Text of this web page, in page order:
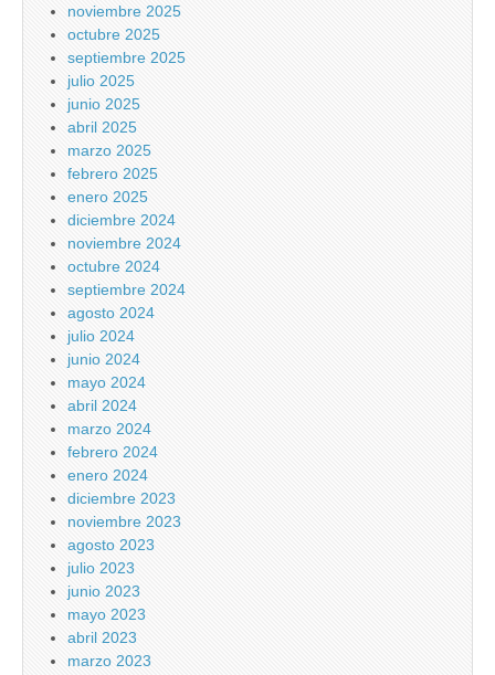
noviembre 2025
octubre 2025
septiembre 2025
julio 2025
junio 2025
abril 2025
marzo 2025
febrero 2025
enero 2025
diciembre 2024
noviembre 2024
octubre 2024
septiembre 2024
agosto 2024
julio 2024
junio 2024
mayo 2024
abril 2024
marzo 2024
febrero 2024
enero 2024
diciembre 2023
noviembre 2023
agosto 2023
julio 2023
junio 2023
mayo 2023
abril 2023
marzo 2023